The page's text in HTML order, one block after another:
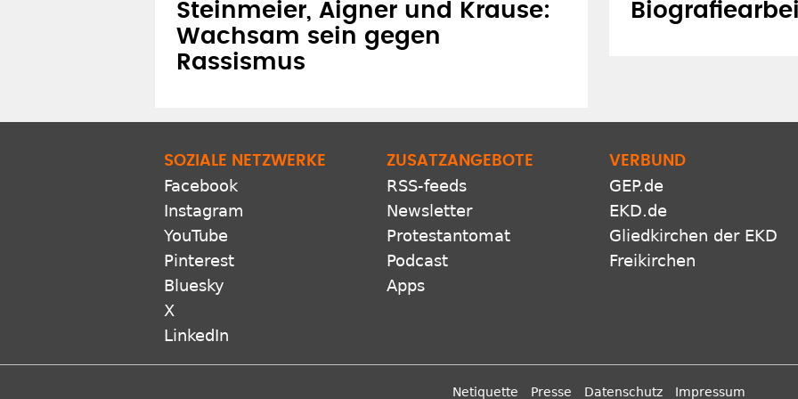
Steinmeier, Aigner und Krause:
Wachsam sein gegen
Rassismus
SOZIALE NETZWERKE
Facebook
Instagram
YouTube
Pinterest
Bluesky
X
LinkedIn
ZUSATZANGEBOTE
RSS-feeds
Newsletter
Protestantomat
Podcast
Apps
VERBUND
GEP.de
EKD.de
Gliedkirchen der EKD
Freikirchen
Netiquette Presse Datenschutz Impressum